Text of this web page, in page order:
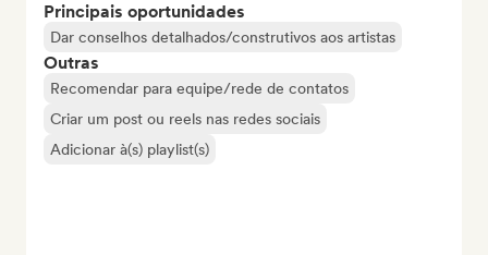
Principais oportunidades
Dar conselhos detalhados/construtivos aos artistas
Outras
Recomendar para equipe/rede de contatos
Criar um post ou reels nas redes sociais
Adicionar à(s) playlist(s)